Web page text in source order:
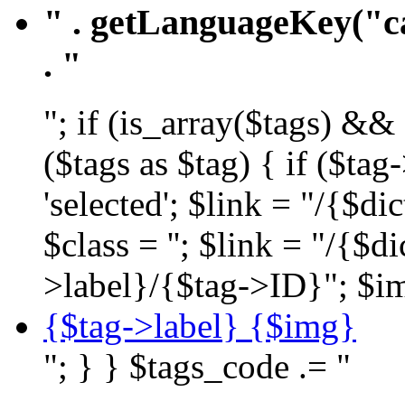
" .
. "
"; if (is_array($tags) &&
($tags as $tag) { if
'selected'; $link = "/
$class = ''; $link = "/
>label}/{$tag->ID}";
{$tag->label} {$img}
"; } } $tags_code .= "